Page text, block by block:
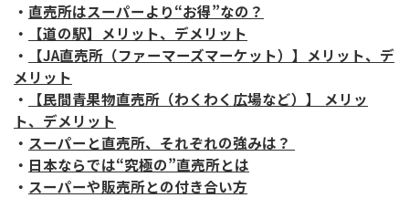
・ 直売所はスーパーより“お得”なの？
・
【道の駅】メリット、デメリット
・
【JA直売所（ファーマーズマーケット）】メリット、デ
メリット
・
【民間青果物直売所（わくわく広場など）】 メリッ
ト、デメリット
・ スーパーと直売所、それぞれの強みは？
・ 日本ならでは“究極の”直売所とは
・ スーパーや販売所との付き合い方